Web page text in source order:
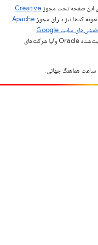
این صفحه تحت مجوز Creative
کدها نیز دارای مجوز Apache
خطمشی‌های سایت Google
مراجعه کنید. جاوا علامت تجاری ثبت‌شده Oracle و/یا شرکت‌های